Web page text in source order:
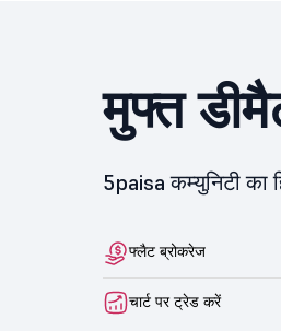
मुफ्त
5paisa कम्युनिटी का
फ्लैट ब्रोकरेज
चार्ट पर ट्रेड करें